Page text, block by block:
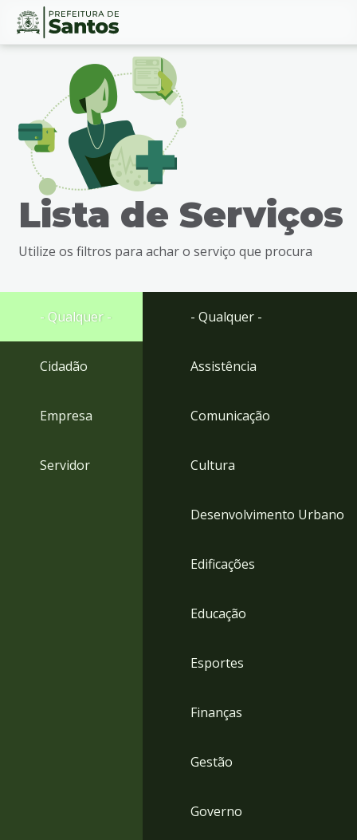
Ir
busca
Ir
rodapé
Conteúdo
Lista de Serviços
Utilize os filtros para achar o serviço que procura
- Qualquer -
Cidadão
Empresa
Servidor
- Qualquer -
Assistência
Comunicação
Cultura
Desenvolvimento Urbano
Edificações
Educação
Esportes
Finanças
Gestão
Governo